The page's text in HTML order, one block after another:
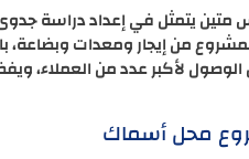
يتمثل في إعداد دراسة
من إيجار ومعدات وبضاعة،
الوصول لأكبر عدد من العملاء،
محل أسماك